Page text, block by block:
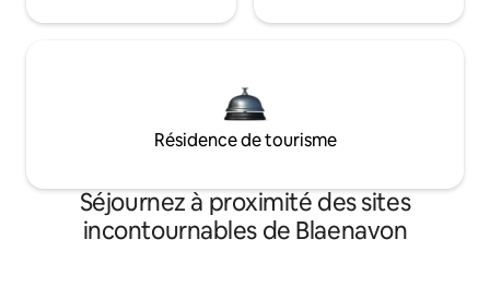
Résidence de tourisme
Séjournez à proximité des sites
incontournables de Blaenavon